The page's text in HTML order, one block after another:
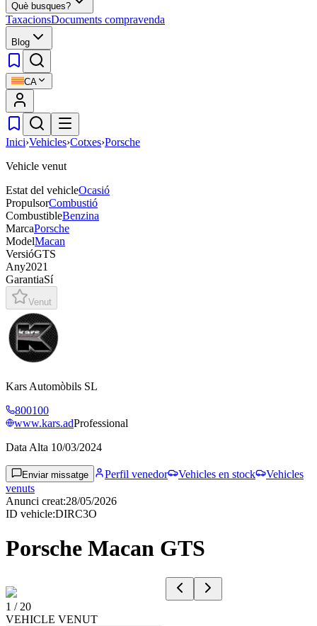
Què busques?
TaxacionsDocuments compravenda
Blog
CA
Inici›Vehicles›Cotxes›Porsche
Vehicle venut
Estat del vehicleOcasió
PropulsorCombustió
CombustibleBenzina
MarcaPorsche
ModelMacan
VersióGTS
Any2021
GarantiaSí
Venut
Kars Automòbils SL
800100
www.kars.adProfessional
Data Alta 10/03/2024
Enviar missatge Perfil venedor Vehicles en stock
Vehicles
venuts
Anunci creat:28/05/2026
ID vehicle:DIRC3O
Porsche Macan GTS
1 / 20
VEHICLE VENUT